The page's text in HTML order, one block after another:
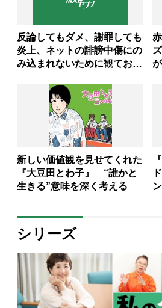
反論してもダメ、謝罪しても
炎上、ネットの誹謗中傷にの
み込まれないために観ておく
新しい価値観を見せてくれた
『大豆田とわ子』 “誰かと
生きる”意味を深く考える
シリーズ